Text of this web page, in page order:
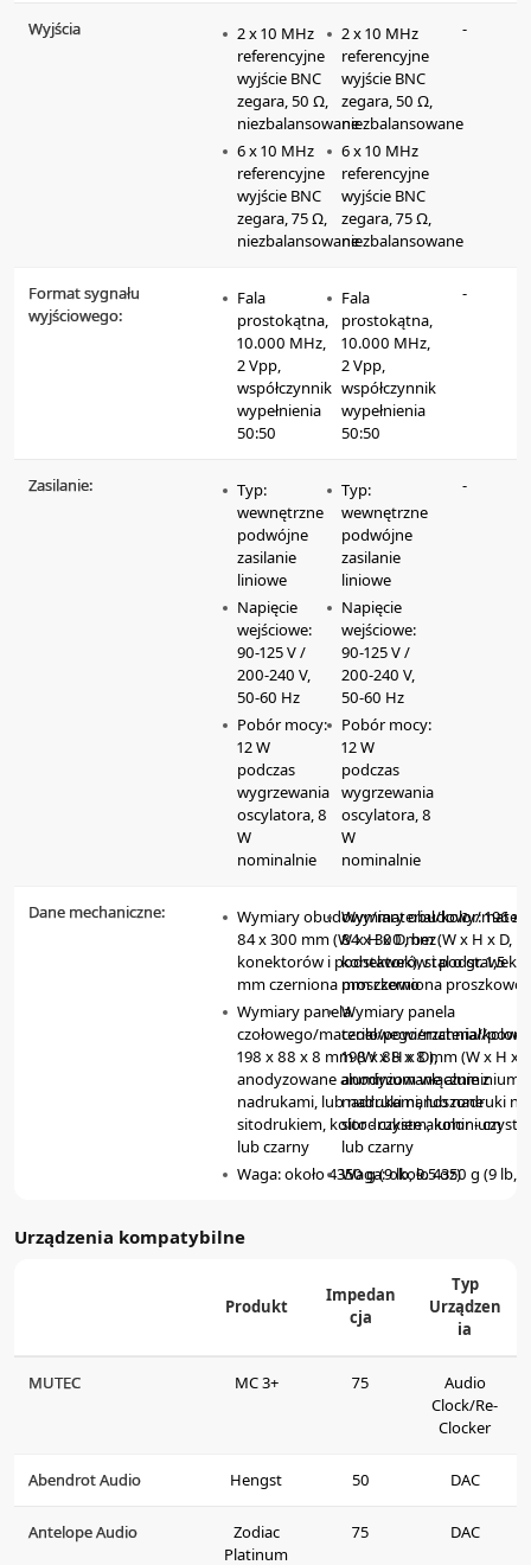
Wyjścia
2 x 10 MHz
referencyjne
wyjście BNC
zegara, 50 Ω,
niezbalansowane
6 x 10 MHz
referencyjne
wyjście BNC
zegara, 75 Ω,
niezbalansowane
2 x 10 MHz
referencyjne
wyjście BNC
zegara, 50 Ω,
niezbalansowane
6 x 10 MHz
referencyjne
wyjście BNC
zegara, 75 Ω,
niezbalansowane
-
Format sygnału
wyjściowego:
Fala
prostokątna,
10.000 MHz,
2 Vpp,
współczynnik
wypełnienia
50:50
Fala
prostokątna,
10.000 MHz,
2 Vpp,
współczynnik
wypełnienia
50:50
-
Zasilanie:
Typ:
wewnętrzne
podwójne
zasilanie
liniowe
Napięcie
wejściowe:
90-125 V /
200-240 V,
50-60 Hz
Pobór mocy:
12 W
podczas
wygrzewania
oscylatora, 8
W
nominalnie
Typ:
wewnętrzne
podwójne
zasilanie
liniowe
Napięcie
wejściowe:
90-125 V /
200-240 V,
50-60 Hz
Pobór mocy:
12 W
podczas
wygrzewania
oscylatora, 8
W
nominalnie
-
Dane mechaniczne:
Wymiary obudowy/materiał/kolor: 196 x
84 x 300 mm (W x H x D, bez
konektorów i podstawek), stal o gr. 1,5
mm czerniona proszkowo
Wymiary panela
czołowego/materiał/powierzchnia/kolor:
198 x 88 x 8 mm (W x H x D),
anodyzowane aluminium włącznie z
nadrukami, lub nadruki nanoszone
sitodrukiem, kolor - czyste aluminium
lub czarny
Waga: około 4350 g (9 lb, 9.5 oz)
Wymiary obudowy/
84 x 300 mm (W x H x D,
konektorów i podstawek),
mm czerniona proszkowo
Wymiary panela
czołowego/materiał/
198 x 88 x 8 mm (W x H x
anodyzowane aluminium
nadrukami, lub nadruki
sitodrukiem, kolor -
lub czarny
Waga: około 4350 g (9 lb,
-
Urządzenia kompatybilne
Produkt
Impedan
cja
Typ
Urządzen
ia
MUTEC MC 3+ 75
Audio
Clock/Re-
Clocker
Abendrot Audio Hengst 50 DAC
Antelope Audio
Zodiac
Platinum
75 DAC